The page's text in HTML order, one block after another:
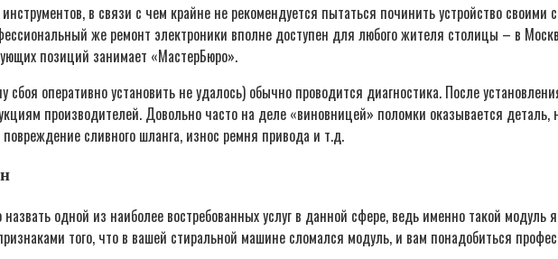
в связи с чем крайне не рекомендуется пытаться починить устройство
же ремонт электроники вполне доступен для любого жителя столицы – в
позиций занимает «МастерБюро».
оперативно установить не удалось) обычно проводится диагностика. После
производителей. Довольно часто на деле «виновницей» поломки оказывается
сливного шланга, износ ремня привода и т.д.
одной из наиболее востребованных услуг в данной сфере, ведь именно такой модуль
того, что в вашей стиральной машине сломался модуль, и вам понадобиться